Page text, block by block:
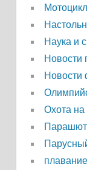
Наука и
Новости
Новости
Охота на
плавание